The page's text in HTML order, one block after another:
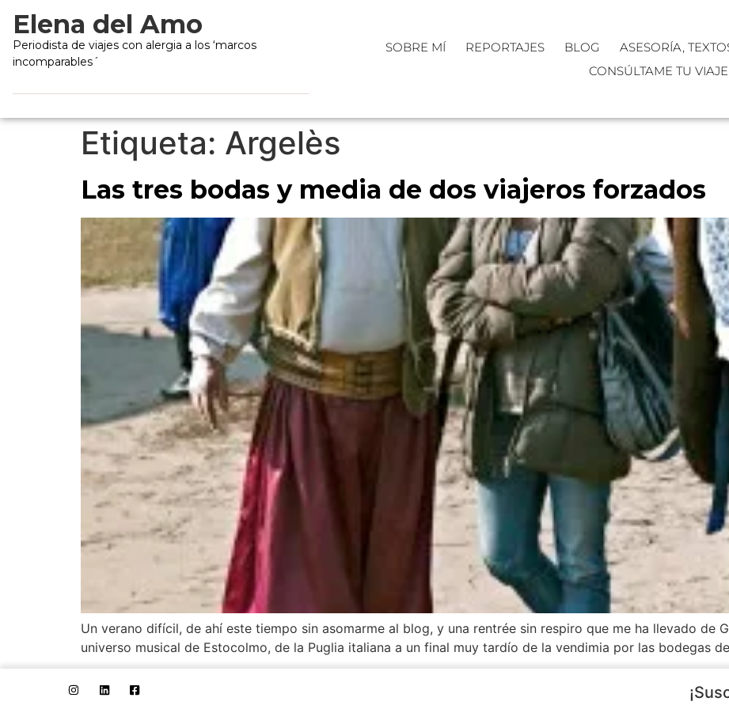
Elena del Amo
Periodista de viajes con alergia a los ‘marcos
incomparables´
SOBRE MÍ REPORTAJES BLOG
ASESORÍA,
CONSÚLTAME TU VIAJE
Etiqueta: Argelès
Las tres bodas y media de dos viajeros forzados
Un verano difícil, de ahí este tiempo sin asomarme al blog, y una rentrée sin respiro que me ha llevado de
universo musical de Estocolmo, de la Puglia italiana a un final muy tardío de la vendimia por las bodegas